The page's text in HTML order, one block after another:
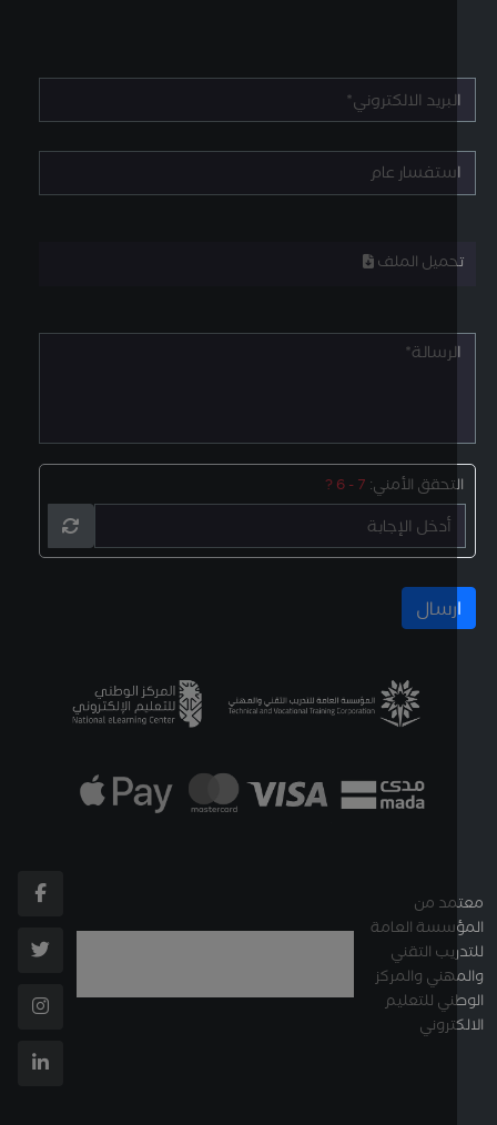
الملف
الأمني:7 - 6 ?
من
العامة
التقني
والمركز
للتعليم